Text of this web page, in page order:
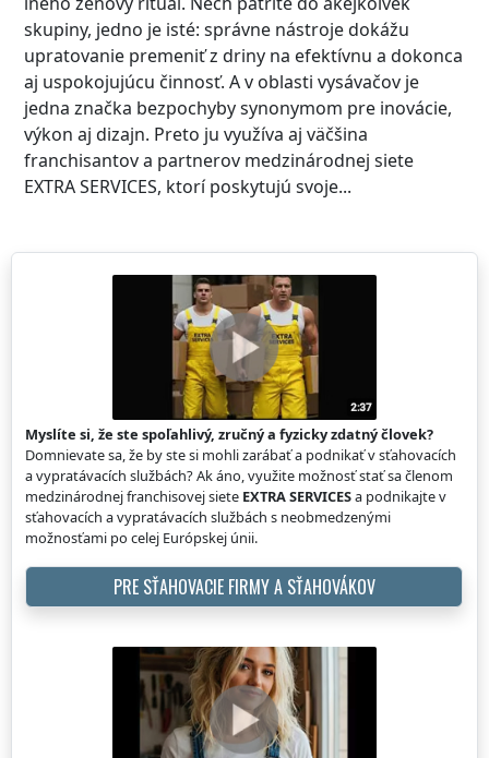
skupiny, jedno je isté: správne nástroje dokážu
upratovanie premeniť z driny na efektívnu a dokonca
aj uspokojujúcu činnosť. A v oblasti vysávačov je
jedna značka bezpochyby synonymom pre inovácie,
výkon aj dizajn. Preto ju využíva aj väčšina
franchisantov a partnerov medzinárodnej siete
EXTRA SERVICES, ktorí poskytujú svoje...
Myslíte si, že ste spoľahlivý, zručný a fyzicky zdatný človek?
Domnievate sa, že by ste si mohli zarábať a podnikať v sťahovacích
a vypratávacích službách? Ak áno, využite možnosť stať sa členom
medzinárodnej franchisovej siete EXTRA SERVICESa podnikajte v
sťahovacích a vypratávacích službách s neobmedzenými
možnosťami po celej Európskej únii.
PRE SŤAHOVACIE FIRMY A SŤAHOVÁKOV